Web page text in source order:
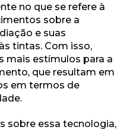
no que se refere à
sobre a
e suas
tintas. Com isso,
mais estímulos para a
que resultam em
em termos de
sobre essa tecnologia,